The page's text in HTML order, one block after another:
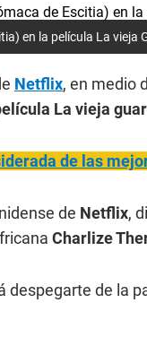
en la película La vieja
Netflix, en medio
La vieja
de las
de Netflix,
Charlize
despegarte de la